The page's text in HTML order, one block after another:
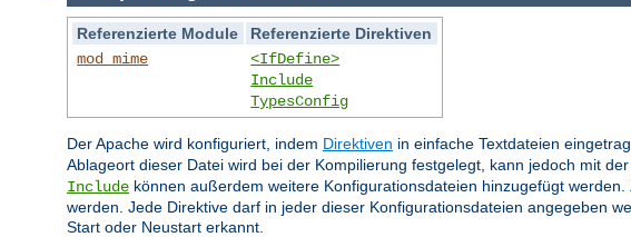
Referenzierte Module
Referenzierte Direktiven
mod_mime
<IfDefine>
Include
TypesConfig
Der Apache wird konfiguriert, indem Direktiven in einfache Textdateien
Ablageort dieser Datei wird bei der Kompilierung festgelegt, kann jedoch mit
Include können außerdem weitere Konfigurationsdateien hinzugefügt
werden. Jede Direktive darf in jeder dieser Konfigurationsdateien angegeben
Start oder Neustart erkannt.